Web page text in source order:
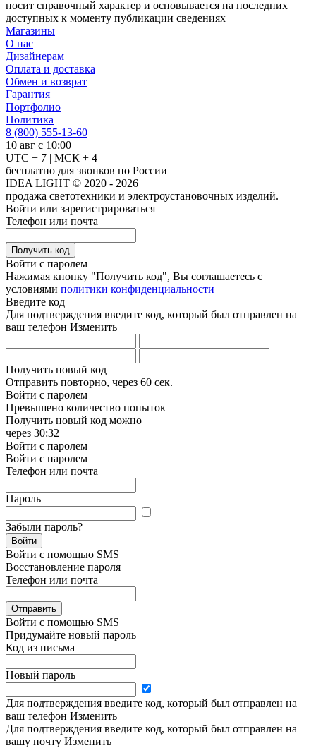
носит справочный характер и основывается на последних
доступных к моменту публикации сведениях
Магазины
О нас
Дизайнерам
Оплата и доставка
Обмен и возврат
Гарантия
Портфолио
Политика
8 (800) 555-13-60
10 авг с 10:00
UTC + 7 | МСК + 4
бесплатно для звонков по России
IDEA LIGHT © 2020 - 2026
продажа светотехники и электроустановочных изделий.
Войти или зарегистрироваться
Телефон или почта
Получить код
Войти с паролем
Нажимая кнопку "Получить код", Вы соглашаетесь с
условиями политики конфиденциальности
Введите код
Для подтверждения введите код, который был отправлен на
ваш телефон Изменить
Получить новый код
Отправить повторно, через 60 сек.
Войти с паролем
Превышено количество попыток
Получить новый код можно
через 30:32
Войти с паролем
Войти с паролем
Телефон или почта
Пароль
Забыли пароль?
Войти
Войти с помощью SMS
Восстановление пароля
Телефон или почта
Отправить
Войти с помощью SMS
Придумайте новый пароль
Код из письма
Новый пароль
Для подтверждения введите код, который был отправлен на
ваш телефон Изменить
Для подтверждения введите код, который был отправлен на
вашу почту Изменить